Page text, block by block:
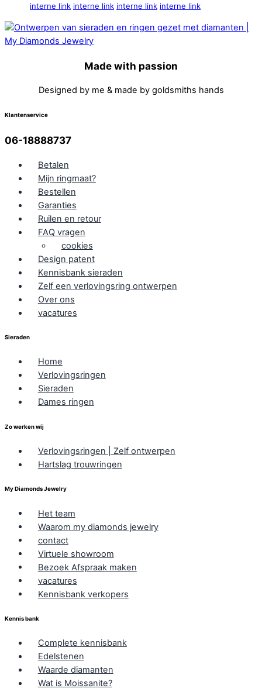
interne link interne link interne link interne link
Made with passion
Designed by me & made by goldsmiths hands
Klantenservice
06-18888737
Betalen
Mijn ringmaat?
Bestellen
Garanties
Ruilen en retour
FAQ vragen
cookies
Design patent
Kennisbank sieraden
Zelf een verlovingsring ontwerpen
Over ons
vacatures
Sieraden
Home
Verlovingsringen
Sieraden
Dames ringen
Zo werken wij
Verlovingsringen | Zelf ontwerpen
Hartslag trouwringen
My Diamonds Jewelry
Het team
Waarom my diamonds jewelry
contact
Virtuele showroom
Bezoek Afspraak maken
vacatures
Kennisbank verkopers
Kennis bank
Complete kennisbank
Edelstenen
Waarde diamanten
Wat is Moissanite?